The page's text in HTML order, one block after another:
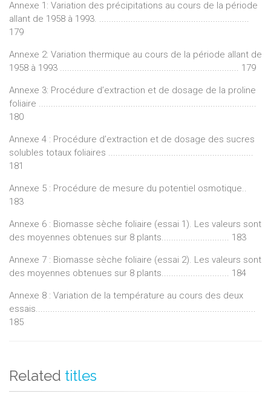
Annexe 1: Variation des précipitations au cours de la période
allant de 1958 à 1993. ..............................................................
179
Annexe 2: Variation thermique au cours de la période allant de
1958 à 1993 .......................................................................... 179
Annexe 3: Procédure d’extraction et de dosage de la proline
foliaire ..........................................................................................
180
Annexe 4 : Procédure d’extraction et de dosage des sucres
solubles totaux foliaires ............................................................
181
Annexe 5 : Procédure de mesure du potentiel osmotique..
183
Annexe 6 : Biomasse sèche foliaire (essai 1). Les valeurs sont
des moyennes obtenues sur 8 plants............................ 183
Annexe 7 : Biomasse sèche foliaire (essai 2). Les valeurs sont
des moyennes obtenues sur 8 plants............................ 184
Annexe 8 : Variation de la température au cours des deux
essais...........................................................................................
185
Related titles